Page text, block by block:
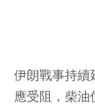
伊朗戰事持續
應受阻，柴油